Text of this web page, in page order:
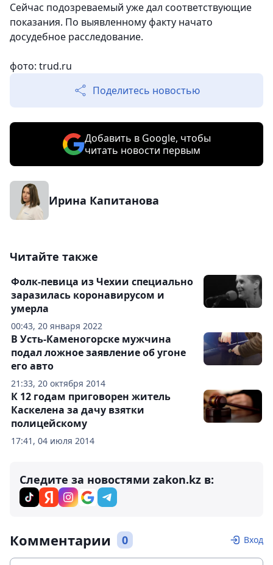
Сейчас подозреваемый уже дал соответствующие
показания. По выявленному факту начато
досудебное расследование.
фото: trud.ru
Поделитесь новостью
Добавить в Google, чтобы
читать новости первым
Ирина Капитанова
Читайте также
00:43, 20 января 2022
Фолк-певица из Чехии специально
заразилась коронавирусом и
умерла
21:33, 20 октября 2014
В Усть-Каменогорске мужчина
подал ложное заявление об угоне
его авто
17:41, 04 июля 2014
К 12 годам приговорен житель
Каскелена за дачу взятки
полицейскому
Следите за новостями zakon.kz в:
Комментарии 0 Вход